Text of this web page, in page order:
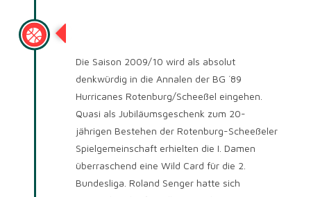
Die Saison 2009/10 wird als absolut
denkwürdig in die Annalen der BG ´89
Hurricanes Rotenburg/Scheeßel eingehen.
Quasi als Jubiläumsgeschenk zum 20-
jährigen Bestehen der Rotenburg-Scheeßeler
Spielgemeinschaft erhielten die I. Damen
überraschend eine Wild Card für die 2.
Bundesliga. Roland Senger hatte sich